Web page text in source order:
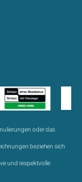
oder das
beziehen sich
und respektvolle